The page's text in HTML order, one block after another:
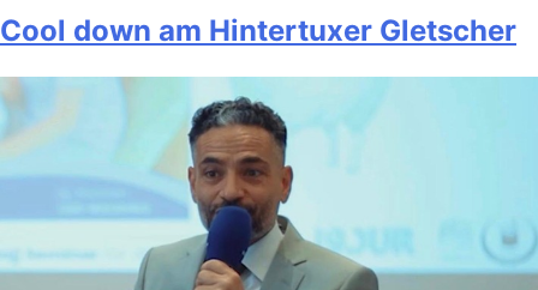
Cool down am Hintertuxer Gletscher